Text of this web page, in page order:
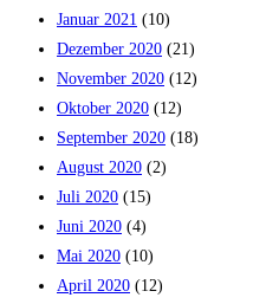
Januar 2021 (10)
Dezember 2020 (21)
November 2020 (12)
Oktober 2020 (12)
September 2020 (18)
August 2020 (2)
Juli 2020 (15)
Juni 2020 (4)
Mai 2020 (10)
April 2020 (12)